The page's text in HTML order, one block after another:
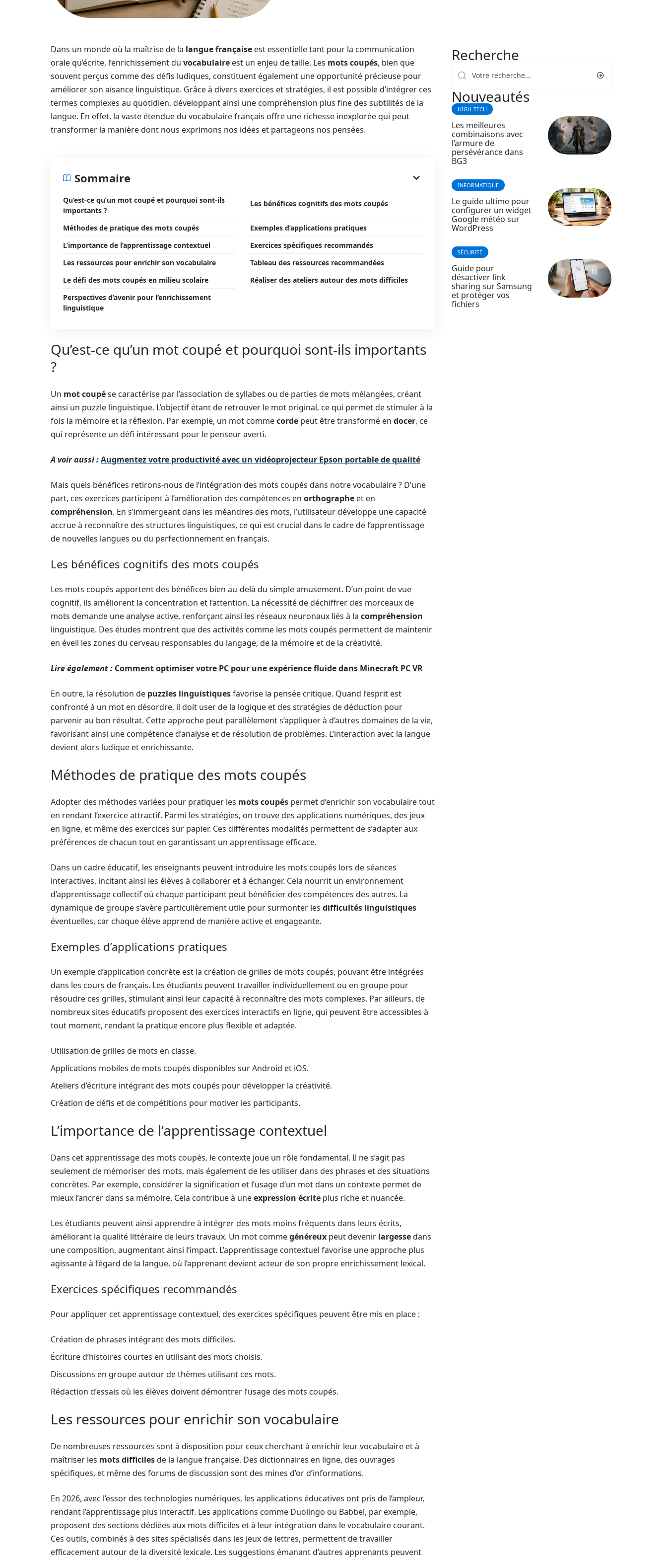
Dans un monde où la maîtrise de la langue française est essentielle tant pour la communication
orale qu’écrite, l’enrichissement du vocabulaire est un enjeu de taille. Les mots coupés, bien que
souvent perçus comme des défis ludiques, constituent également une opportunité précieuse pour
améliorer son aisance linguistique. Grâce à divers exercices et stratégies, il est possible d’intégrer ces
termes complexes au quotidien, développant ainsi une compréhension plus fine des subtilités de la
langue. En effet, la vaste étendue du vocabulaire français offre une richesse inexplorée qui peut
transformer la manière dont nous exprimons nos idées et partageons nos pensées.
Sommaire
Qu’est-ce qu’un mot coupé et pourquoi sont-ils
importants ?
Les bénéfices cognitifs des mots coupés
Méthodes de pratique des mots coupés
Exemples d’applications pratiques
L’importance de l’apprentissage contextuel
Exercices spécifiques recommandés
Les ressources pour enrichir son vocabulaire
Tableau des ressources recommandées
Le défi des mots coupés en milieu scolaire
Réaliser des ateliers autour des mots difficiles
Perspectives d’avenir pour l’enrichissement
linguistique
Qu’est-ce qu’un mot coupé et pourquoi sont-ils importants
?
Un mot coupése caractérise par l’association de syllabes ou de parties de mots mélangées, créant
ainsi un puzzle linguistique. L’objectif étant de retrouver le mot original, ce qui permet de stimuler à la
fois la mémoire et la réflexion. Par exemple, un mot commecorde peut être transformé en docer, ce
qui représente un défi intéressant pour le penseur averti.
A voir aussi :Augmentez votre productivité avec un vidéoprojecteur Epson portable de qualité
Mais quels bénéfices retirons-nous de l’intégration des mots coupés dans notre vocabulaire ? D’une
part, ces exercices participent à l’amélioration des compétences en orthographe et en
compréhension. En s’immergeant dans les méandres des mots, l’utilisateur développe une capacité
accrue à reconnaître des structures linguistiques, ce qui est crucial dans le cadre de l’apprentissage
de nouvelles langues ou du perfectionnement en français.
Les bénéfices cognitifs des mots coupés
Les mots coupés apportent des bénéfices bien au-delà du simple amusement. D’un point de vue
cognitif, ils améliorent la concentration et l’attention. La nécessité de déchiffrer des morceaux de
mots demande une analyse active, renforçant ainsi les réseaux neuronaux liés à la compréhension
linguistique. Des études montrent que des activités comme les mots coupés permettent de maintenir
en éveil les zones du cerveau responsables du langage, de la mémoire et de la créativité.
Lire également : Comment optimiser votre PC pour une expérience fluide dans Minecraft PC VR
En outre, la résolution de puzzles linguistiquesfavorise la pensée critique. Quand l’esprit est
confronté à un mot en désordre, il doit user de la logique et des stratégies de déduction pour
parvenir au bon résultat. Cette approche peut parallèlement s’appliquer à d’autres domaines de la vie,
favorisant ainsi une compétence d’analyse et de résolution de problèmes. L’interaction avec la langue
devient alors ludique et enrichissante.
Méthodes de pratique des mots coupés
Adopter des méthodes variées pour pratiquer les mots coupés permet d’enrichir son vocabulaire tout
en rendant l’exercice attractif. Parmi les stratégies, on trouve des applications numériques, des jeux
en ligne, et même des exercices sur papier. Ces différentes modalités permettent de s’adapter aux
préférences de chacun tout en garantissant un apprentissage efficace.
Dans un cadre éducatif, les enseignants peuvent introduire les mots coupés lors de séances
interactives, incitant ainsi les élèves à collaborer et à échanger. Cela nourrit un environnement
d’apprentissage collectif où chaque participant peut bénéficier des compétences des autres. La
dynamique de groupe s’avère particulièrement utile pour surmonter les difficultés linguistiques
éventuelles, car chaque élève apprend de manière active et engageante.
Exemples d’applications pratiques
Un exemple d’application concrète est la création de grilles de mots coupés, pouvant être intégrées
dans les cours de français. Les étudiants peuvent travailler individuellement ou en groupe pour
résoudre ces grilles, stimulant ainsi leur capacité à reconnaître des mots complexes. Par ailleurs, de
nombreux sites éducatifs proposent des exercices interactifs en ligne, qui peuvent être accessibles à
tout moment, rendant la pratique encore plus flexible et adaptée.
Utilisation de grilles de mots en classe.
Applications mobiles de mots coupés disponibles sur Android et iOS.
Ateliers d’écriture intégrant des mots coupés pour développer la créativité.
Création de défis et de compétitions pour motiver les participants.
L’importance de l’apprentissage contextuel
Dans cet apprentissage des mots coupés, le contexte joue un rôle fondamental. Il ne s’agit pas
seulement de mémoriser des mots, mais également de les utiliser dans des phrases et des situations
concrètes. Par exemple, considérer la signification et l’usage d’un mot dans un contexte permet de
mieux l’ancrer dans sa mémoire. Cela contribue à uneexpression écrite plus riche et nuancée.
Les étudiants peuvent ainsi apprendre à intégrer des mots moins fréquents dans leurs écrits,
améliorant la qualité littéraire de leurs travaux. Un mot commegénéreux peut devenir largessedans
une composition, augmentant ainsi l’impact. L’apprentissage contextuel favorise une approche plus
agissante à l’égard de la langue, où l’apprenant devient acteur de son propre enrichissement lexical.
Exercices spécifiques recommandés
Pour appliquer cet apprentissage contextuel, des exercices spécifiques peuvent être mis en place :
Création de phrases intégrant des mots difficiles.
Écriture d’histoires courtes en utilisant des mots choisis.
Discussions en groupe autour de thèmes utilisant ces mots.
Rédaction d’essais où les élèves doivent démontrer l’usage des mots coupés.
Les ressources pour enrichir son vocabulaire
De nombreuses ressources sont à disposition pour ceux cherchant à enrichir leur vocabulaire et à
maîtriser les mots difficilesde la langue française. Des dictionnaires en ligne, des ouvrages
spécifiques, et même des forums de discussion sont des mines d’or d’informations.
En 2026, avec l’essor des technologies numériques, les applications éducatives ont pris de l’ampleur,
rendant l’apprentissage plus interactif. Les applications comme Duolingo ou Babbel, par exemple,
proposent des sections dédiées aux mots difficiles et à leur intégration dans le vocabulaire courant.
Ces outils, combinés à des sites spécialisés dans les jeux de lettres, permettent de travailler
efficacement autour de la diversité lexicale. Les suggestions émanant d’autres apprenants peuvent
Recherche
Nouveautés
HIGH-TECH
Les meilleures
combinaisons avec
l’armure de
persévérance dans
BG3
INFORMATIQUE
Le guide ultime pour
configurer un widget
Google météo sur
WordPress
SÉCURITÉ
Guide pour
désactiver link
sharing sur Samsung
et protéger vos
fichiers